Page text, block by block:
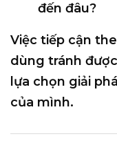
đến đâu?
Việc tiếp cận
dùng tránh
lựa chọn giải
của mình.